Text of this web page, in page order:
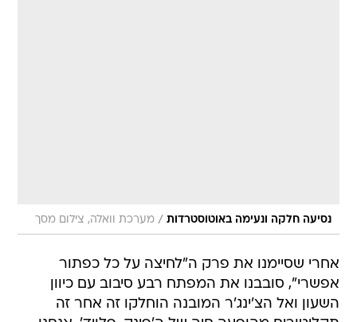
נסיעה חלקה ונעימה באוטוסטרדות / מערכת וואלה, צילום מסך
אחרי שסיימנו את פרק ה"לחיצה על כל כפתור
אפשרי", סובבנו את המפתח רבע סיבוב עם כיוון
השעון ואל הצ'ינג'ר המובנה הוחלקו זה אחר זה